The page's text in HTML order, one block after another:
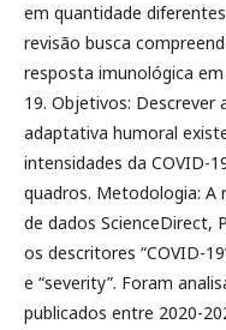
em quantidade
revisão busca
resposta imunológica
19. Objetivos: Descrever
adaptativa humoral
intensidades da COVID-
quadros. Metodologia: A
de dados ScienceDirect,
os descritores “COVID-
e “severity”. Foram
publicados entre 2020-